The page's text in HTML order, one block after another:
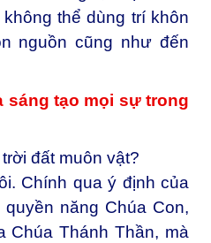
thể dùng trí khôn
nguồn cũng như đến
sáng tạo mọi sự trong
đất muôn vật?
Chính qua ý định của
năng Chúa Con,
Chúa Thánh Thần, mà